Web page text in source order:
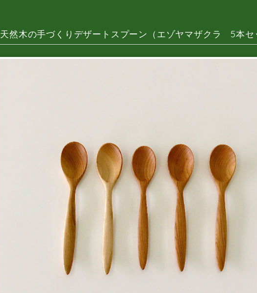
天然木の手づくりデザートスプーン（エゾヤマザクラ 5本セ